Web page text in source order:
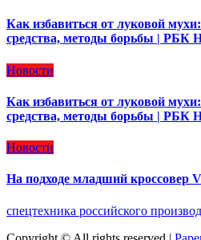
Как избавиться от луковой
средства, методы борьбы | РБК
Новости
Как избавиться от луковой
средства, методы борьбы | РБК
Новости
На подходе младший кроссовер
спецтехника российского